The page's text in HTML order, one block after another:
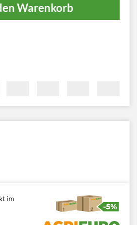
Warenkorb
im